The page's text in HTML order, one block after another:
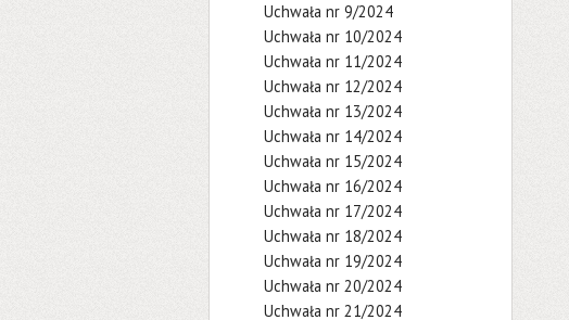
Uchwała nr 9/2024
Uchwała nr 10/2024
Uchwała nr 11/2024
Uchwała nr 12/2024
Uchwała nr 13/2024
Uchwała nr 14/2024
Uchwała nr 15/2024
Uchwała nr 16/2024
Uchwała nr 17/2024
Uchwała nr 18/2024
Uchwała nr 19/2024
Uchwała nr 20/2024
Uchwała nr 21/2024